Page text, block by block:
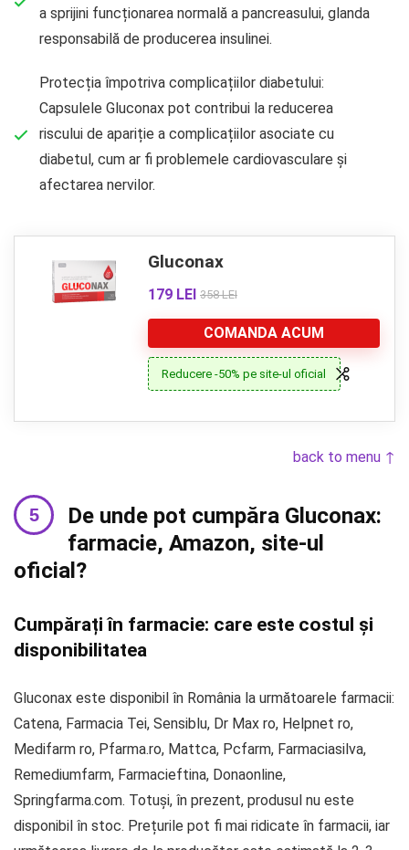
a sprijini funcționarea normală a pancreasului, glanda
responsabilă de producerea insulinei.
Protecția împotriva complicațiilor diabetului:
Capsulele Gluconax pot contribui la reducerea
riscului de apariție a complicațiilor asociate cu
diabetul, cum ar fi problemele cardiovasculare și
afectarea nervilor.
Gluconax
179 LEI 358 LEI
COMANDA ACUM
Reducere -50% pe site-ul oficial
back to menu ↑
De unde pot cumpăra Gluconax:
farmacie, Amazon, site-ul
oficial?
Cumpărați în farmacie: care este costul și
disponibilitatea
Gluconax este disponibil în România la următoarele farmacii:
Catena, Farmacia Tei, Sensiblu, Dr Max ro, Helpnet ro,
Medifarm ro, Pfarma.ro, Mattca, Pcfarm, Farmaciasilva,
Remediumfarm, Farmacieftina, Donaonline,
Springfarma.com. Totuși, în prezent, produsul nu este
disponibil în stoc. Prețurile pot fi mai ridicate în farmacii, iar